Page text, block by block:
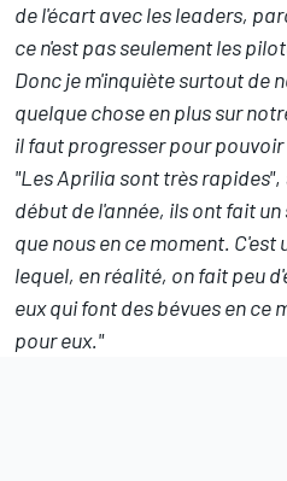
de l'écart avec les leaders,
ce n'est pas seulement les
Donc je m'inquiète surtout de
quelque chose en plus sur
il faut progresser pour
"Les Aprilia sont très rapides",
début de l'année, ils ont fait
que nous en ce moment.
lequel, en réalité, on fait peu
eux qui font des bévues en ce
pour eux."